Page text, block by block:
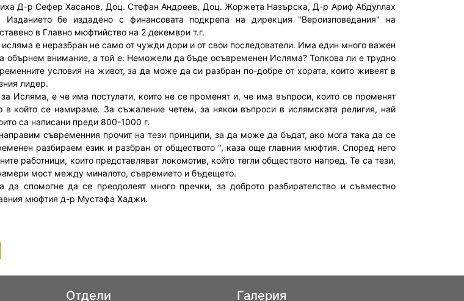
Д-р Сефер Хасанов, Доц. Стефан Андреев, Доц. Жоржета Назърска, Д-р Ариф Абдуллах
бе издадено с финансовата подкрепа на дирекция "Вероизповедания" на
в Главно мюфтийство на 2 декември т.г.
е неразбран не само от чужди дори и от свои последователи. Има един много важен
обърнем внимание, а той е: Неможели да бъде осъвременен Исляма? Толкова ли е трудно
условия на живот, за да може да си разбран по-добре от хората, които живеят в
лидер.
Исляма, е че има постулати, които не се променят и, че има въпроси, които се променят
в който се намираме. За съжаление четем, за някои въпроси в ислямската религия, най
са написани преди 800-1000 г.
съвременния прочит на тези принципи, за да може да бъдат, ако мога така да се
разбираем език и разбран от обществото ", каза още главния мюфтия. Според него
работници, които представляват локомотив, който тегли обществото напред. Те са тези,
мост между миналото, съвремието и бъдещето.
да спомогне да се преодолеят много пречки, за доброто разбирателство и съвместно
мюфтия д-р Мустафа Хаджи.
Отдели Галерия